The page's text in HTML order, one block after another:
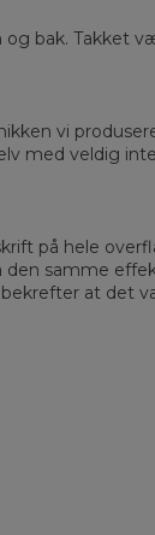
52 58
64 65 66 66
og bak. Takket
vi
med veldig
på hele
den samme
at det